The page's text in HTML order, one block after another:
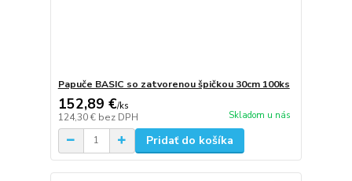
Papuče BASIC so zatvorenou špičkou 30cm 100ks
152,89 €/ks
124,30 € bez DPH Skladom u nás
Pridať do košíka